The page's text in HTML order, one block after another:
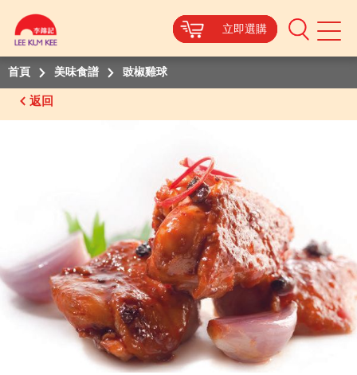
立即選購
Mobile
立即選購
立即選購
立即選購
首頁 美味食譜 豉椒雞球
返回